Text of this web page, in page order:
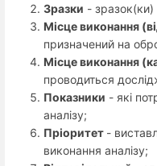
Зразки - зразок(ки)
Місце виконання
призначений на
Місце виконання
проводиться
Показники - які
аналізу;
Пріоритет -
виконання аналізу;